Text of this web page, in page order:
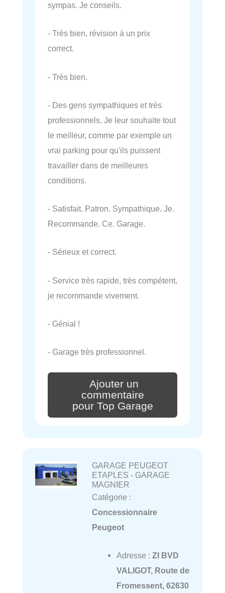
sympas. Je conseils.
- Très bien, révision à un prix
correct.
- Très bien.
- Des gens sympathiques et très
professionnels. Je leur souhaite tout
le meilleur, comme par exemple un
vrai parking pour qu'ils puissent
travailler dans de meilleures
conditions.
- Satisfait. Patron. Sympathique. Je.
Recommande. Ce. Garage.
- Sérieux et correct.
- Service très rapide, très compétent,
je recommande vivement.
- Génial !
- Garage très professionnel.
Ajouter un
commentaire
pour Top Garage
GARAGE PEUGEOT
ETAPLES - GARAGE
MAGNIER
Catégorie :
Concessionnaire
Peugeot
Adresse : ZI BVD
VALIGOT, Route de
Fromessent, 62630